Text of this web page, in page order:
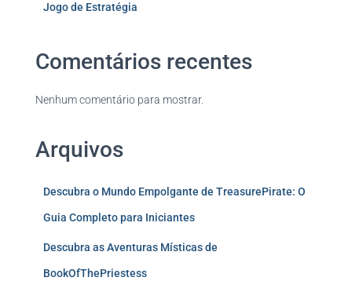
Jogo de Estratégia
Comentários recentes
Nenhum comentário para mostrar.
Arquivos
Descubra o Mundo Empolgante de TreasurePirate: O
Guia Completo para Iniciantes
Descubra as Aventuras Místicas de
BookOfThePriestess